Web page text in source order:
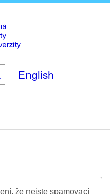
English
že nejste spamovací